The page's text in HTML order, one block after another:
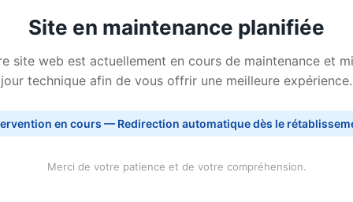
Site en maintenance planifiée
site web est actuellement en cours de maintenance et
jour technique afin de vous offrir une meilleure expérience.
en cours — Redirection automatique dès le
Merci de votre patience et de votre compréhension.